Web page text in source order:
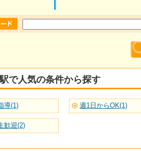
で人気の条件から探す
導(1) 週1日からOK(1)
歓迎(2)